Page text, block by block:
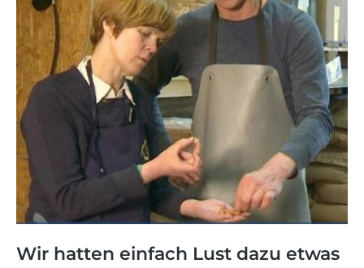
Wir hatten einfach Lust dazu etwas